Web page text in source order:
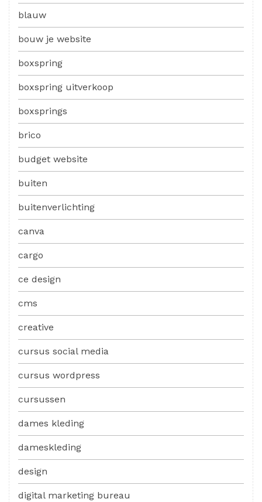
blauw
bouw je website
boxspring
boxspring uitverkoop
boxsprings
brico
budget website
buiten
buitenverlichting
canva
cargo
ce design
cms
creative
cursus social media
cursus wordpress
cursussen
dames kleding
dameskleding
design
digital marketing bureau